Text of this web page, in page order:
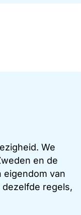
We
en de
eigendom van
dezelfde regels,